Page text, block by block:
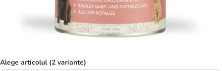
Alege articolul (2 variante)